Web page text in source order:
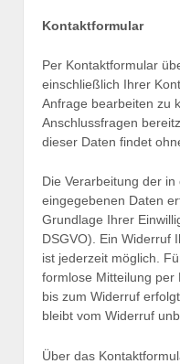
Kontaktformular
Per Kontaktformular
einschließlich Ihrer
Anfrage bearbeiten zu
Anschlussfragen
dieser Daten findet
Die Verarbeitung der
eingegebenen Daten
Grundlage Ihrer
DSGVO). Ein Widerruf
ist jederzeit möglich.
formlose Mitteilung per
bis zum Widerruf
bleibt vom Widerruf
Über das